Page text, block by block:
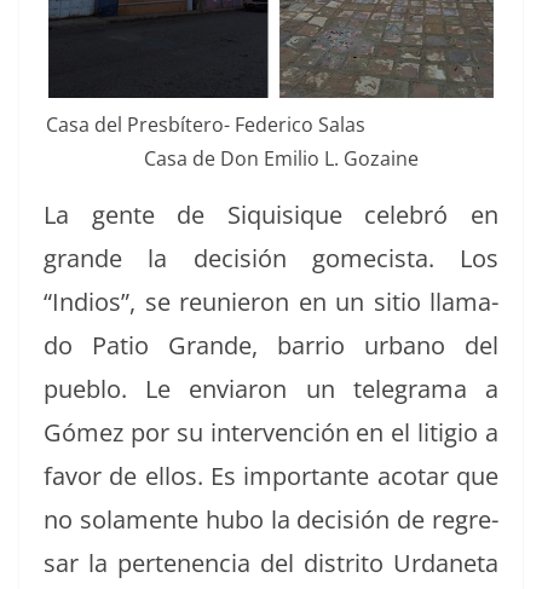
Casa del Pres­bítero- Fed­eri­co Salas
Casa de Don Emilio L. Gozaine
La gente de Siquisique cele­bró en
grande la decisión gomecista. Los
“Indios”, se reunieron en un sitio lla­ma­
do Patio Grande, bar­rio urbano del
pueblo. Le enviaron un telegra­ma a
Gómez por su inter­ven­ción en el liti­gio a
favor de ellos. Es impor­tante aco­tar que
no sola­mente hubo la decisión de regre­
sar la perte­nen­cia del dis­tri­to Urdane­ta